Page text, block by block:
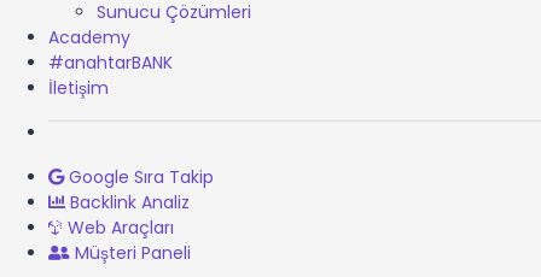
Sunucu Çözümleri
Academy
#anahtarBANK
İletişim
Google Sıra Takip
Backlink Analiz
Web Araçları
Müşteri Paneli